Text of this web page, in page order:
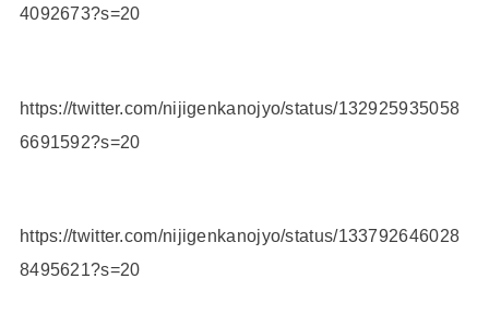
4092673?s=20
https://twitter.com/nijigenkanojyo/status/132925935058
6691592?s=20
https://twitter.com/nijigenkanojyo/status/133792646028
8495621?s=20